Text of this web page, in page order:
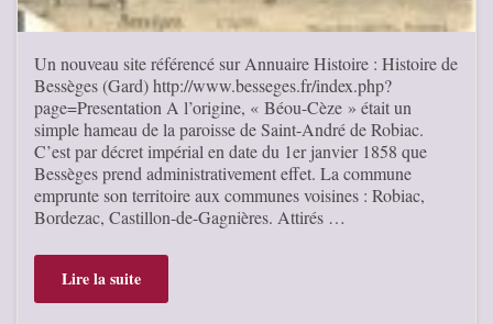
Un nouveau site référencé sur Annuaire Histoire : Histoire de
Bessèges (Gard) http://www.besseges.fr/index.php?
page=Presentation A l’origine, « Béou-Cèze » était un
simple hameau de la paroisse de Saint-André de Robiac.
C’est par décret impérial en date du 1er janvier 1858 que
Bessèges prend administrativement effet. La commune
emprunte son territoire aux communes voisines : Robiac,
Bordezac, Castillon-de-Gagnières. Attirés …
Lire la suite